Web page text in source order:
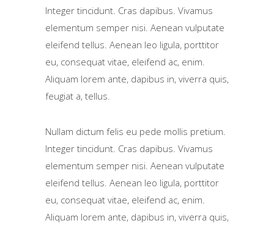
Integer tincidunt. Cras dapibus. Vivamus
elementum semper nisi. Aenean vulputate
eleifend tellus. Aenean leo ligula, porttitor
eu, consequat vitae, eleifend ac, enim.
Aliquam lorem ante, dapibus in, viverra quis,
feugiat a, tellus.
Nullam dictum felis eu pede mollis pretium.
Integer tincidunt. Cras dapibus. Vivamus
elementum semper nisi. Aenean vulputate
eleifend tellus. Aenean leo ligula, porttitor
eu, consequat vitae, eleifend ac, enim.
Aliquam lorem ante, dapibus in, viverra quis,